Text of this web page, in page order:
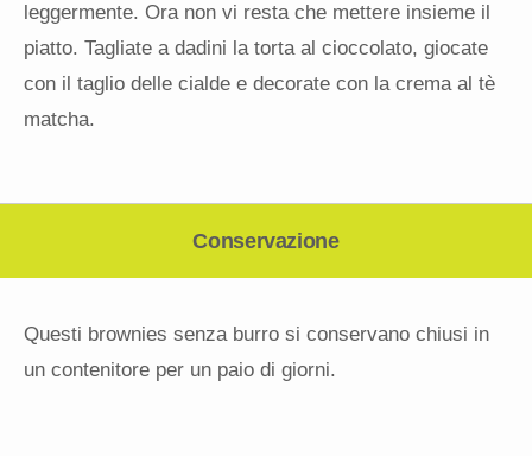
leggermente. Ora non vi resta che mettere insieme il
piatto. Tagliate a dadini la torta al cioccolato, giocate
con il taglio delle cialde e decorate con la crema al tè
matcha.
Conservazione
Questi brownies senza burro si conservano chiusi in
un contenitore per un paio di giorni.